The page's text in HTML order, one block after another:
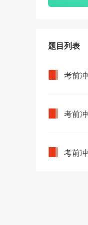
题目列表
考前
考前
考前